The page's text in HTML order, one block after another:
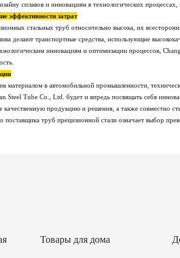
сплавов и инновациям в технологических
эффективности затрат
стальных труб относительно высока, их
делают транспортные средства, использующие
инновациям и оптимизации процессов,
материалом в автомобильной промышленности,
Steel Tube Co., Ltd. будет и впредь посвящать себя
качественную продукцию и решения, а также совместно
поставщика труб прецизионной стали означает выбор
Товары для дома